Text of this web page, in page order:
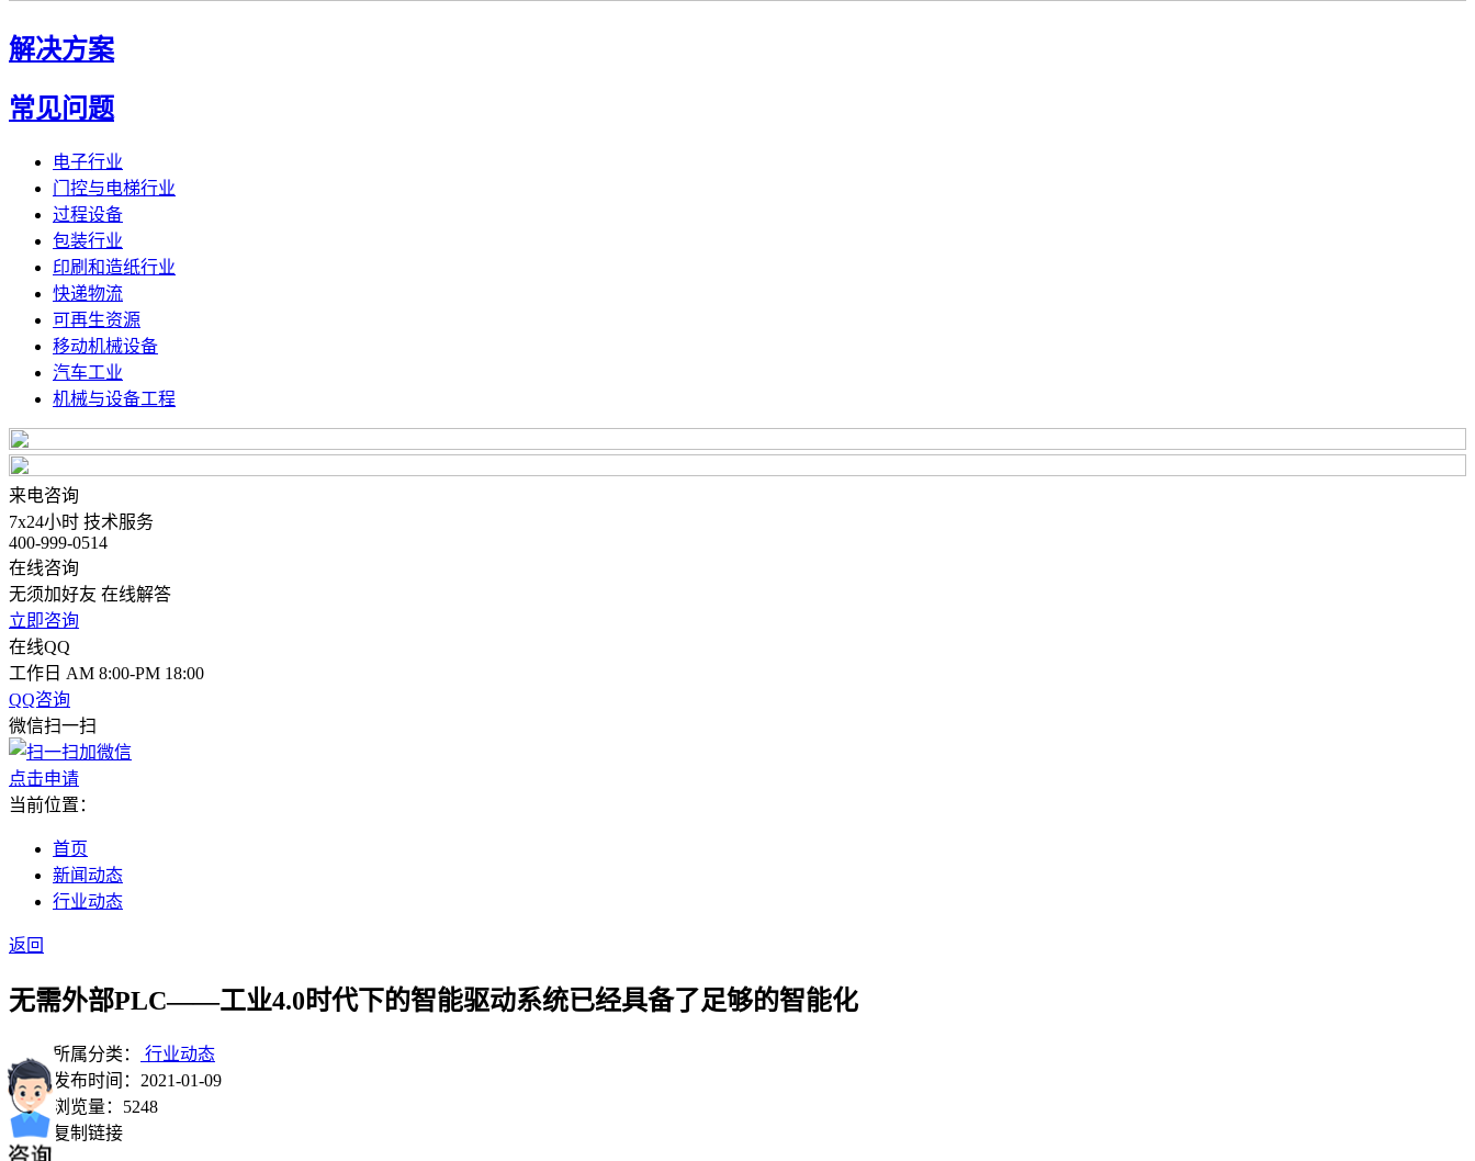
解决方案
常见问题
电子行业
门控与电梯行业
过程设备
包装行业
印刷和造纸行业
快递物流
可再生资源
移动机械设备
汽车工业
机械与设备工程
来电咨询
7x24小时 技术服务
400-999-0514
在线咨询
无须加好友 在线解答
立即咨询
在线QQ
工作日 AM 8:00-PM 18:00
QQ咨询
微信扫一扫
点击申请
当前位置：
首页
新闻动态
行业动态
返回
无需外部PLC——工业4.0时代下的智能驱动系统已经具备了足够的智能化
所属分类：
行业动态
发布时间： 2021-01-09
浏览量： 5248
复制链接